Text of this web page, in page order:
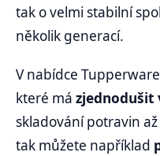
tak o velmi stabilní
několik generací.
V nabídce
které má zjednodušit
skladování potravin
tak můžete například